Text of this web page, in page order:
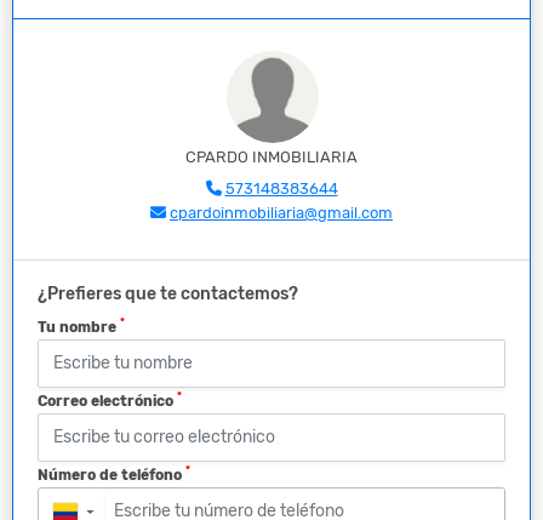
CPARDO INMOBILIARIA
573148383644
cpardoinmobiliaria@gmail.com
¿Prefieres que te contactemos?
Tu nombre *
Correo electrónico *
Número de teléfono *
▼